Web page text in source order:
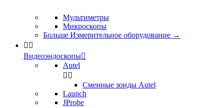
Мультиметры
Микроскопы
Больше Измерительное оборудование →
 
Видеоэндоскопы
Autel
 
Сменные зонды Autel
Launch
JProbe